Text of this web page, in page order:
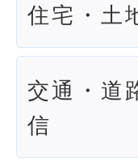
住宅・土
交通・道
信